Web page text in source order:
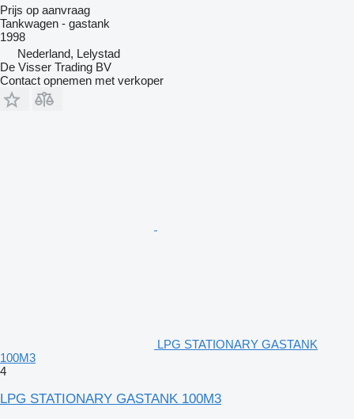
Prijs op aanvraag
Tankwagen - gastank
1998
Nederland, Lelystad
De Visser Trading BV
Contact opnemen met verkoper
LPG STATIONARY GASTANK
100M3
4
LPG STATIONARY GASTANK 100M3